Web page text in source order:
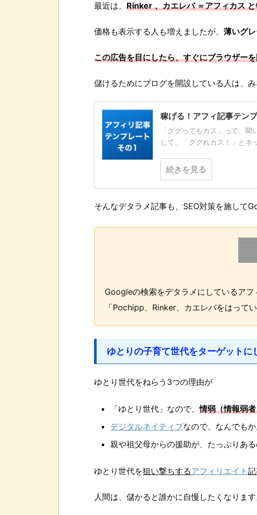
最近は、 Rinker 、カエレバ ＝アフィカス
価格も表示する人も増えましたが、 薄いグ
この広告を目にしたら、すぐにブラウザー
儲けるためにブログを開設している人は、
稼げる！アフィ記事テン
「ググってもカス」って、
して、「ググれカス！」とネ
続きを見る
そんなデタラメ記事も、SEO対策を施して
Googleの検索をデタラメにしているアフ
「Pochipp、Rinker、カエレバをはって
ゆとりの子育て世代をターゲットに
ゆとり世代をねらう3つの理由が
「ゆとり世代」なので、情弱（情報弱
デジタルネイティブなので、なんでも
親や祖父母からの援助が、たっぷりあ
ゆとり世代を狙い撃ちするアフィリエイト
人間は、儲かると誰かに自慢したくなりま